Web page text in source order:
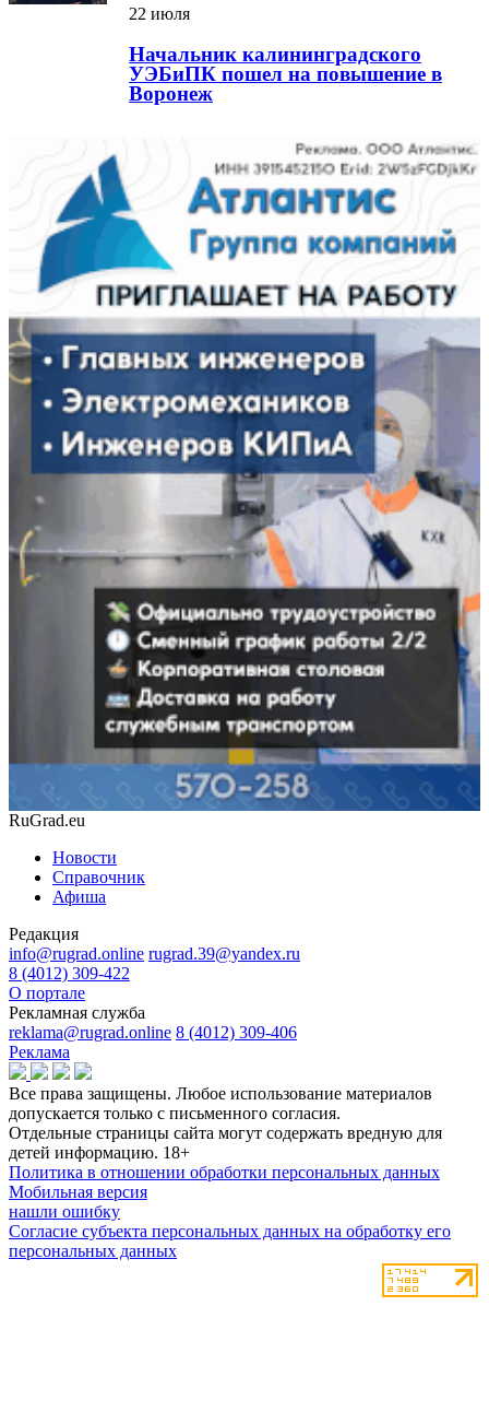
22 июля
Начальник калининградского
УЭБиПК пошел на повышение в
Воронеж
RuGrad.eu
Новости
Справочник
Афиша
Редакция
info@rugrad.online rugrad.39@yandex.ru
8 (4012) 309-422
О портале
Рекламная служба
reklama@rugrad.online 8 (4012) 309-406
Реклама
Все права защищены. Любое использование материалов
допускается только с письменного согласия.
Отдельные страницы сайта могут содержать вредную для
детей информацию. 18+
Политика в отношении обработки персональных данных
Мобильная версия
нашли ошибку
Согласие субъекта персональных данных на обработку его
персональных данных